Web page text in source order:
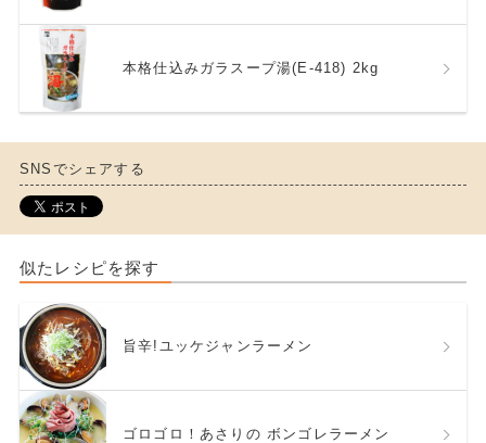
本格仕込みガラスープ湯(E-418) 2kg
SNSでシェアする
似たレシピを探す
旨辛!ユッケジャンラーメン
ゴロゴロ！あさりの ボンゴレラーメン